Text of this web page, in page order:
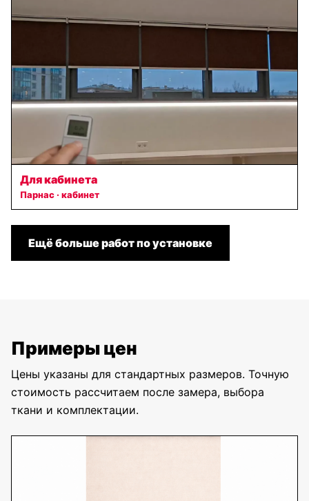
Для кабинета
Парнас · кабинет
Ещё больше работ по установке
Примеры цен
Цены указаны для стандартных размеров. Точную
стоимость рассчитаем после замера, выбора
ткани и комплектации.